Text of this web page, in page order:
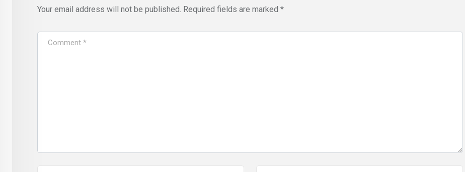
Your email address will not be published. Required fields are marked *